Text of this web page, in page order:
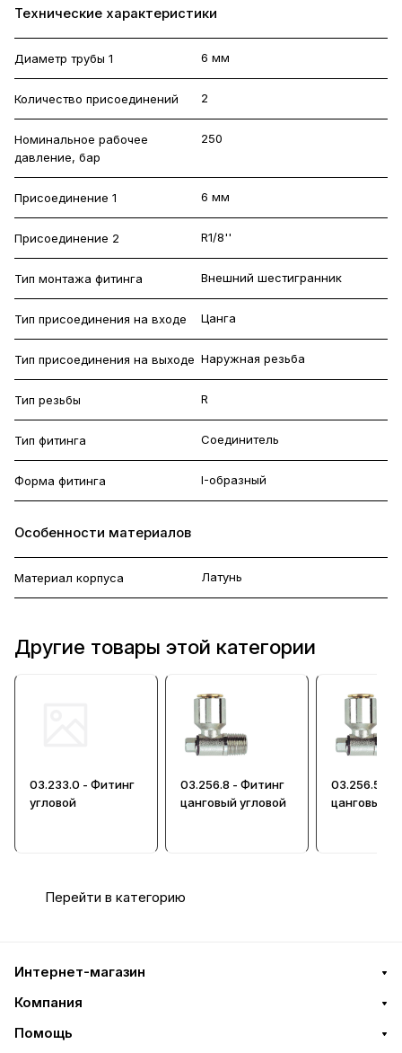
Технические характеристики
Диаметр трубы 1 6 мм
Количество присоединений 2
Номинальное рабочее
давление, бар
250
Присоединение 1 6 мм
Присоединение 2 R1/8''
Тип монтажа фитинга Внешний шестигранник
Тип присоединения на входе Цанга
Тип присоединения на выходе Наружная резьба
Тип резьбы R
Тип фитинга Соединитель
Форма фитинга I-образный
Особенности материалов
Материал корпуса Латунь
Другие товары этой категории
03.233.0 - Фитинг
угловой
03.256.8 - Фитинг
цанговый угловой
03.256.5 -
цанговый
Перейти в категорию
Интернет-магазин
Компания
Помощь